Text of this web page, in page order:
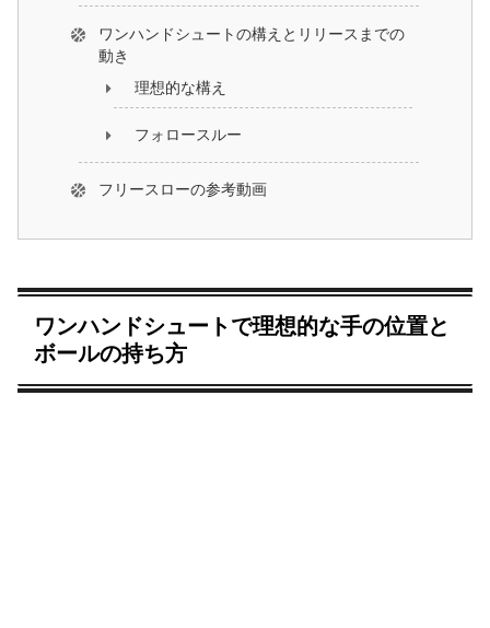
ワンハンドシュートの構えとリリースまでの
動き
理想的な構え
フォロースルー
フリースローの参考動画
ワンハンドシュートで理想的な手の位置と
ボールの持ち方